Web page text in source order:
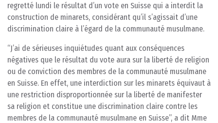
regretté lundi le résultat d’un vote en Suisse qui a interdit la
construction de minarets, considérant qu’il s’agissait d’une
discrimination claire à l’égard de la communauté musulmane.
“J’ai de sérieuses inquiétudes quant aux conséquences
négatives que le résultat du vote aura sur la liberté de religion
ou de conviction des membres de la communauté musulmane
en Suisse. En effet, une interdiction sur les minarets équivaut à
une restriction disproportionnée sur la liberté de manifester
sa religion et constitue une discrimination claire contre les
membres de la communauté musulmane en Suisse”, a dit Mme